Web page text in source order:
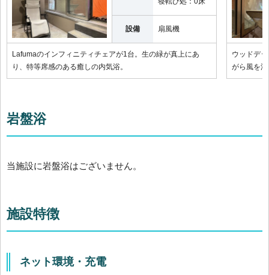
設備 扇風機
Lafumaのインフィニティチェアが1台。生の緑が真上にあ
り、特等席感のある癒しの内気浴。
ウッドデ
がら風を
岩盤浴
当施設に岩盤浴はございません。
施設特徴
ネット環境・充電